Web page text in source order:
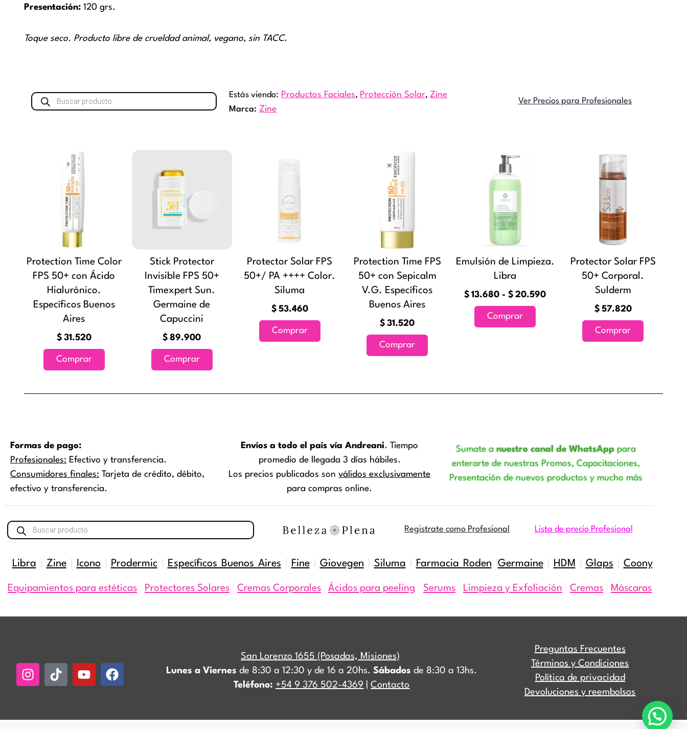
Presentación: 120 grs.
Toque seco. Producto libre de crueldad animal, vegano, sin TACC.
Búsqueda
de
Estás viendo: Productos Faciales, Protección Solar,Zine
Marca:Zine
Ver Precios para Profesionales
Protection Time Color
FPS 50+ con Ácido
Hialurónico.
Específicos Buenos
Aires
$ 31.520
Comprar
Stick Protector
Invisible FPS 50+
Timexpert Sun.
Germaine de
Capuccini
$ 89.900
Comprar
Protector Solar FPS
50+/ PA ++++ Color.
Siluma
$ 53.460
Comprar
Protection Time FPS
50+ con Sepicalm
V.G. Específicos
Buenos Aires
$ 31.520
Comprar
Emulsión de Limpieza.
Libra
$ 13.680 - $ 20.590
Comprar
en
página
Protector Solar FPS
50+ Corporal.
Sulderm
$ 57.820
Comprar
Formas de pago:
Profesionales: Efectivo y transferencia.
Consumidores finales: Tarjeta de crédito, débito,
efectivo y transferencia.
Envíos a todo el país vía Andreani. Tiempo
promedio de llegada 3 días hábiles.
Los precios publicados sonválidos exclusivamente
para compras online.
Sumate anuestro canal de WhatsApppara
enterarte de nuestras Promos, Capacitaciones,
Presentación de nuevos productos y mucho más
Búsqueda
de
Registrate como Profesional Lista de precio Profesional
Libra Zine| Icono Prodermic| Específicos Buenos Aires Fine| Giovegen Siluma Farmacia Roden Germaine| HDM Glaps Coony
Equipamientos para estéticas Protectores Solares Cremas Corporales Ácidos para peeling Serums Limpieza y Exfoliación Cremas Máscaras
Instagram
TiktokYoutubeFacebook
San Lorenzo 1655 (Posadas, Misiones)
Lunes a Viernes de 8:30 a 12:30 y de 16 a 20hs.Sábados de 8:30 a 13hs.
Teléfono: +54 9 376 502-4369 |Contacto
Preguntas Frecuentes
Términos y Condiciones
Política de privacidad
Devoluciones y reembolsos